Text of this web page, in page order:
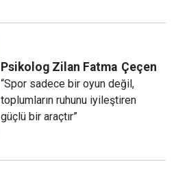
Psikolog Zilan Fatma Çeçen
“Spor sadece bir oyun değil,
toplumların ruhunu iyileştiren
güçlü bir araçtır”